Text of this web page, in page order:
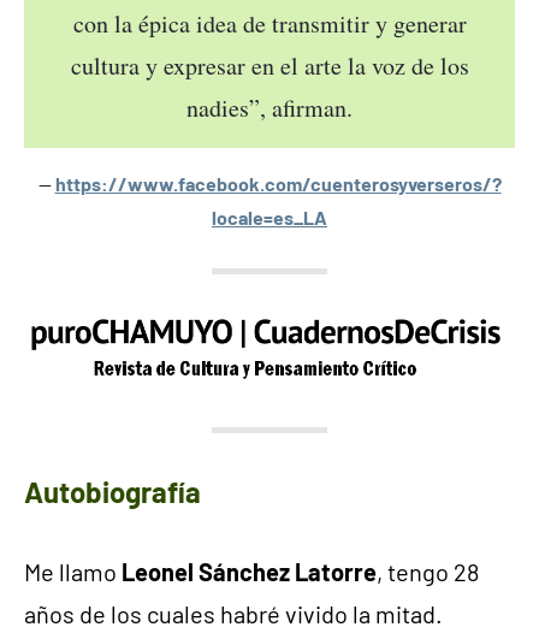
con la épica idea de transmitir y generar
cultura y expresar en el arte la voz de los
nadies”, afirman.
https://www.facebook.com/cuenterosyverseros/?
locale=es_LA
Autobiografía
Me llamo Leonel Sánchez Latorre, tengo 28
años de los cuales habré vivido la mitad.